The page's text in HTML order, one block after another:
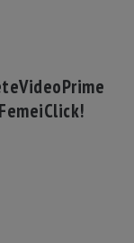
VideoPrime
Click!